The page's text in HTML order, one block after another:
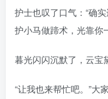
护士也叹了口气：“确
护小马做蹄术，光靠你
暮光闪闪沉默了，云
“让我也来帮忙吧。”大